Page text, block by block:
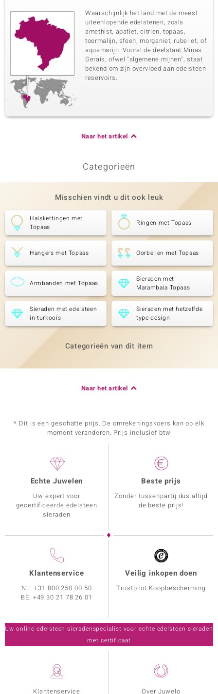
Waarschijnlijk het land met de meest
uiteenlopende edelstenen, zoals
amethist, apatiet, citrien, topaas,
toermalijn, sfeen, morganiet, rubeliet, of
aquamarijn. Vooral de deelstaat Minas
Gerais, ofwel "algemene mijnen", staat
bekend om zijn overvloed aan edelsteen
reservoirs.
Naar het artikel
Categorieën
Misschien vindt u dit ook leuk
Halskettingen met
Topaas
Ringen met Topaas
Hangers met Topaas Oorbellen met Topaas
Armbanden met Topaas
Sieraden met
Marambaia Topaas
Sieraden met edelsteen
in turkoois
Sieraden met hetzelfde
type design
Categorieën van dit item
Naar het artikel
* Dit is een geschatte prijs. De omrekeningskoers kan op elk
moment veranderen. Prijs inclusief btw
Klantenservice
Over Juwelo
Echte Juwelen
Uw expert voor
gecertificeerde edelsteen
sieraden
Beste prijs
Zonder tussenpartij dus altijd
de beste prijs!
Klantenservice
NL:+31 800 250 00 50
BE: +49 30 21 78 26 01
Veilig inkopen doen
Trustpilot Koopbescherming
Uw online edelsteen sieradenspecialist voor echte edelsteen sieraden
met certificaat